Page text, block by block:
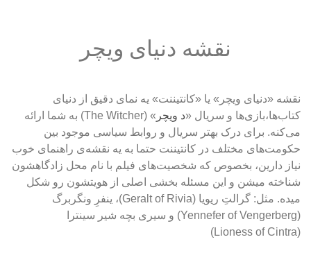
نقشه دنیای ویچر
کتاب‌ها،بازی‌ها و سریال «
د ویچر
می‌کنه.
(Lioness of Cintra)